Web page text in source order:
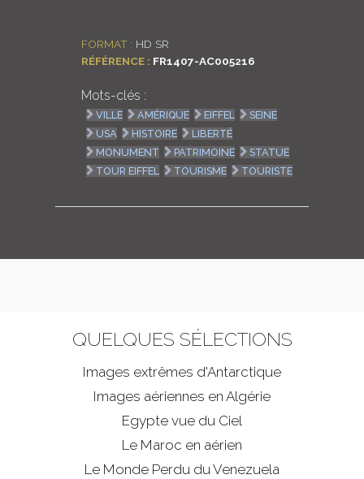
FORMAT : HD SR
RÉFÉRENCE : FR1407-AC005216
Mots-clés :
VILLE AMÉRIQUE EIFFEL
SEINE
USA
HISTOIRE
LIBERTÉ
MONUMENT
PATRIMOINE
STATUE
TOUR EIFFEL
TOURISME TOURISTE
QUELQUES SÉLECTIONS
Images extrêmes d'Antarctique
Images aériennes en Algérie
Egypte vue du Ciel
Le Maroc en aérien
Le Monde Perdu du Venezuela